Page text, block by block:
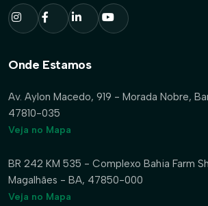
Onde Estamos
Av. Aylon Macedo, 919 - Morada Nobre,
47810-035
Veja no Mapa
BR 242 KM 535 - Complexo Bahia Farm
Magalhães - BA, 47850-000
Veja no Mapa